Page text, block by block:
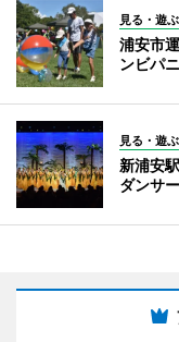
見る・遊ぶ
浦安市
ンビパ
見る・遊ぶ
新浦安
ダンサ